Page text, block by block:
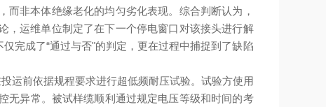
非本体绝缘老化的均匀劣化表现。综合判断认为，
，运维单位制定了在下一个停电窗口对该接头进行解
完成了“通过与否"的判定，更在过程中捕捉到了缺陷
运前依据规程要求进行超低频耐压试验。试验方使用
无异常。被试样缆顺利通过规定电压等级和时间的考